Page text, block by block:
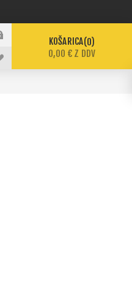
KOŠARICA 0
0,00 € Z DDV